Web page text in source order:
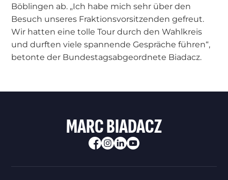
Böblingen ab. „Ich habe mich sehr über den
Besuch unseres Fraktionsvorsitzenden gefreut.
Wir hatten eine tolle Tour durch den Wahlkreis
und durften viele spannende Gespräche führen“,
betonte der Bundestagsabgeordnete Biadacz.
MARC BIADACZ